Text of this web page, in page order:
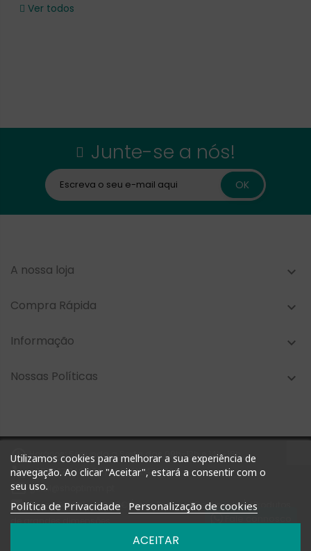
Ver todos
Utilizamos cookies para melhorar a sua experiência de
navegação. Ao clicar "Aceitar", estará a consentir com o
seu uso.
Política de Privacidade Personalização de cookies
ACEITAR
Junte-se a nós!
A nossa loja 
Compra Rápida 
Informação 
Nossas Políticas 
Horários: Segunda a Sexta das 09h-13h e 14h-18h
+351 927 748 884 | +351 212 476 905
 geral@shoptimm.pt
Portes Grátis* +162.50€ (para Portugal Continental) *Produtos
de grandes dimensões
podem não estar incluídos nesta oferta